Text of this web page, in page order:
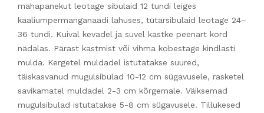
mahapanekut leotage sibulaid 12 tundi leiges
kaaliumpermanganaadi lahuses, tütarsibulaid leotage 24–
36 tundi. Kuival kevadel ja suvel kastke peenart kord
nädalas. Pärast kastmist või vihma kobestage kindlasti
mulda. Kergetel muldadel istutatakse suured,
täiskasvanud mugulsibulad 10-12 cm sügavusele, rasketel
savikamatel muldadel 2-3 cm kõrgemale. Väiksemad
mugulsibulad istutatakse 5-8 cm sügavusele. Tillukesed